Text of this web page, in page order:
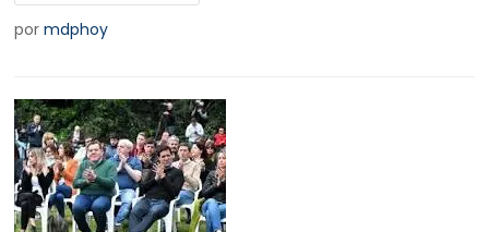
pormdphoy